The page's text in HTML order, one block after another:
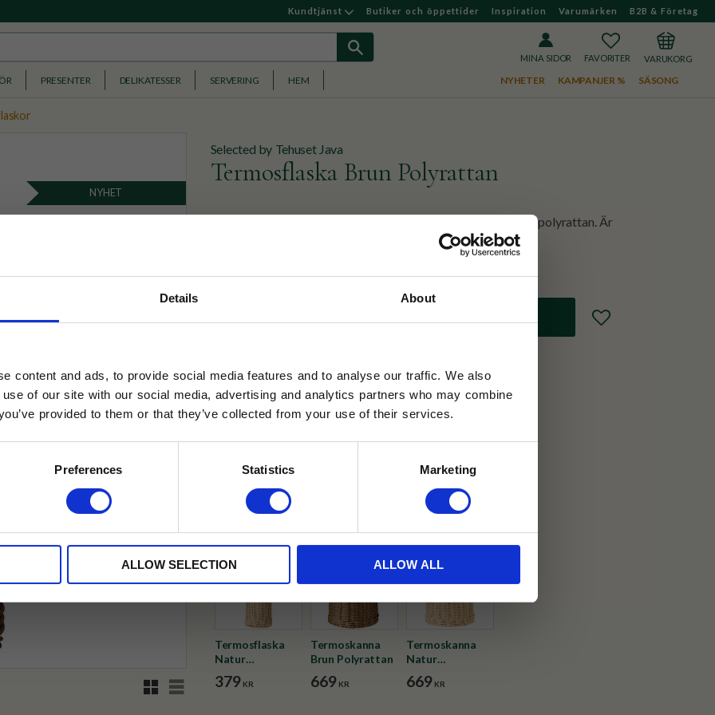
Details About
content and ads, to provide social media features and to analyse our traffic. We also
of our site with our social media, advertising and analytics partners who may combine
provided to them or that they’ve collected from your use of their services.
Preferences Statistics Marketing
ALLOW SELECTION ALLOW ALL
Kundtjänst Butiker och öppettider Inspiration Varumärken B2B & Företag
MINA SIDOR
FAVORITERKUNDVAGN
PRESENTER DELIKATESSER SERVERING HEM NYHETER KAMPANJER % SÄSONG
Selected by Tehuset Java
Termosflaska Brun Polyrattan
Termosflaska i rostfritt stål och fint handvävd i naturlig brun polyrattan. Är
inte bara praktisk utan också snygg att ha med sig!
NYHET
RutnätsvyListvy
379KR
Lägg till i favoriter
✓ Fri frakt över 399 kr
✓ Betala direkt eller inom 30 dagar
✓ Gratis teprov i varje beställning
Visa alla produkter från Selected by Tehuset Java
Termosflaska
Natur
Polyrattan
379 KR
Termoskanna
Brun Polyrattan
669 KR
Termoskanna
Natur
Polyrattan
669 KR
Läs mer
Rabatten fungerar endast
med andra erbjudanden.